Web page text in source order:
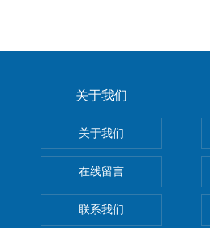
关于我们
关于我们
在线留言
联系我们